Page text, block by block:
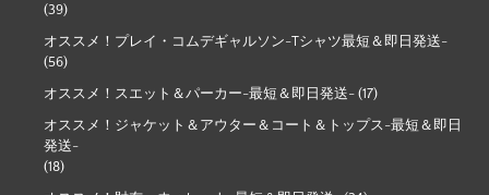
(39)
オススメ！プレイ・コムデギャルソン-Tシャツ最短＆即日発送-
(56)
オススメ！スエット＆パーカー-最短＆即日発送- (17)
オススメ！ジャケット＆アウター＆コート＆トップス-最短＆即日
発送-
(18)